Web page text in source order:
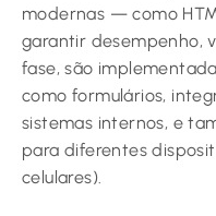
modernas — como
garantir desempenho,
fase, são
como formulários,
sistemas internos, e
para diferentes
celulares).